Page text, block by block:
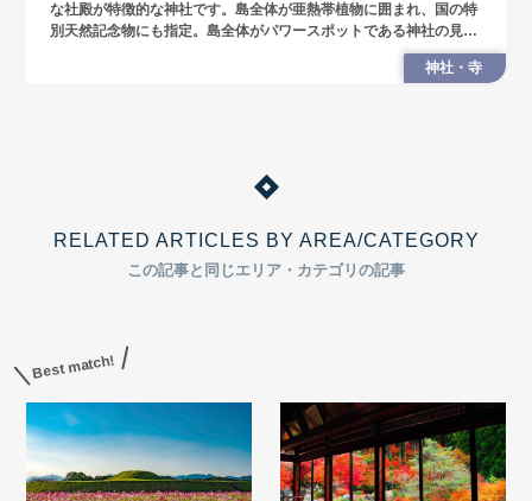
な社殿が特徴的な神社です。島全体が亜熱帯植物に囲まれ、国の特
別天然記念物にも指定。島全体がパワースポットである神社の見ど
神社・寺
RELATED ARTICLES BY AREA/CATEGORY
この記事と同じエリア・カテゴリの記事
Best match!